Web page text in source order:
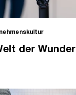
der Wunder